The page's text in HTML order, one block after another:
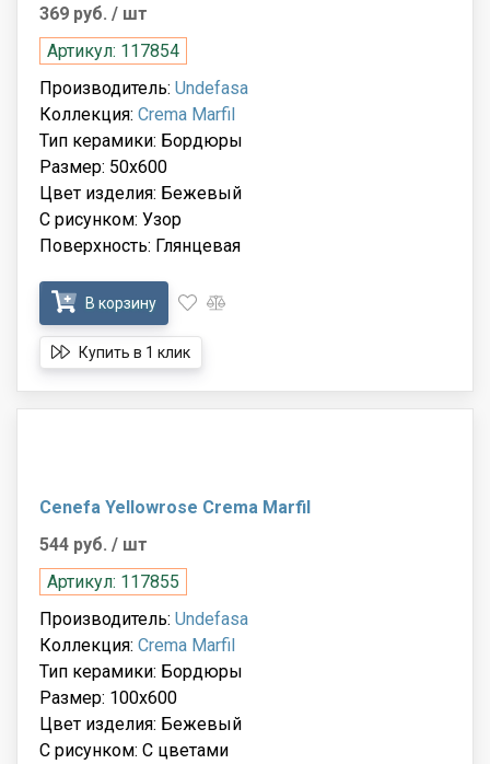
369 руб. / шт
Артикул: 117854
Производитель: Undefasa
Коллекция: Crema Marfil
Тип керамики: Бордюры
Размер: 50x600
Цвет изделия: Бежевый
С рисунком: Узор
Поверхность: Глянцевая
В корзину
Купить в 1 клик
Cenefa Yellowrose Crema Marfil
544 руб. / шт
Артикул: 117855
Производитель: Undefasa
Коллекция: Crema Marfil
Тип керамики: Бордюры
Размер: 100x600
Цвет изделия: Бежевый
С рисунком: С цветами